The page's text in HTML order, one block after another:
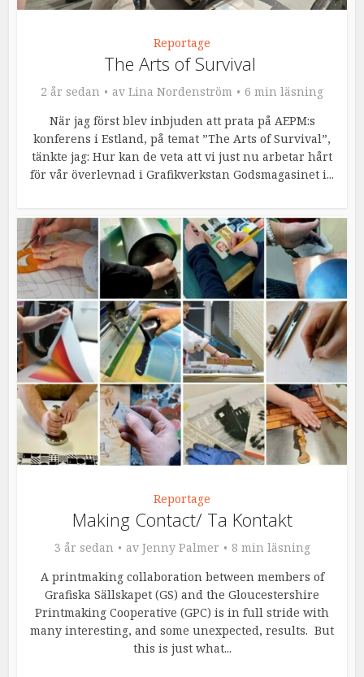
Reportage
The Arts of Survival
2 år sedan av Lina Nordenström
6 min läsning
När jag först blev inbjuden att prata på AEPM:s
konferens i Estland, på temat ”The Arts of Survival”,
tänkte jag: Hur kan de veta att vi just nu arbetar hårt
för vår överlevnad i Grafikverkstan Godsmagasinet i...
Reportage
Making Contact/ Ta Kontakt
3 år sedan av Jenny Palmer
8 min läsning
A printmaking collaboration between members of
Grafiska Sällskapet (GS) and the Gloucestershire
Printmaking Cooperative (GPC) is in full stride with
many interesting, and some unexpected, results. But
this is just what...